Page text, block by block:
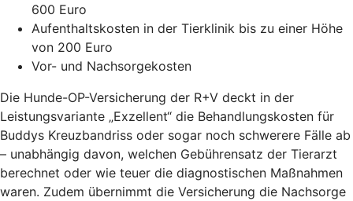
600 Euro
Aufenthaltskosten in der Tierklinik bis zu einer Höhe
von 200 Euro
Vor- und Nachsorgekosten
Die Hunde-OP-Versicherung der R+V deckt in der
Leistungsvariante „Exzellent“ die Behandlungskosten für
Buddys Kreuzbandriss oder sogar noch schwerere Fälle ab
– unabhängig davon, welchen Gebührensatz der Tierarzt
berechnet oder wie teuer die diagnostischen Maßnahmen
waren. Zudem übernimmt die Versicherung die Nachsorge